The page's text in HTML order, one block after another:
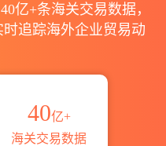
亿+条海关交易数据，
追踪海外企业贸易动
40亿+
海关交易数据